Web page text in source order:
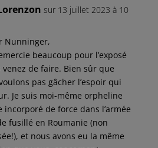
sur 13 juillet 2023 à 10
Nunninger,
beaucoup pour l’exposé
venez de faire. Bien sûr que
pas gâcher l’espoir qui
Je suis moi-même orpheline
incorporé de force dans l’armée
fusillé en Roumanie (non
et nous avons eu la même